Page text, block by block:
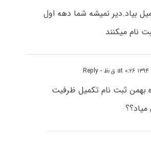
بیاد.دیر نمیشه شما دهه اول
نام میکنند
- Reply
بهمن ثبت نام تکمیل ظرفیت